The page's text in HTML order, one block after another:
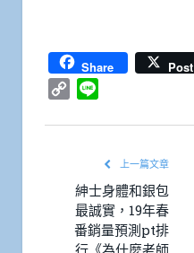
Share Post
Copy
上一篇文章
紳士身體和銀包
最誠實，19年春
番銷量預測pt排